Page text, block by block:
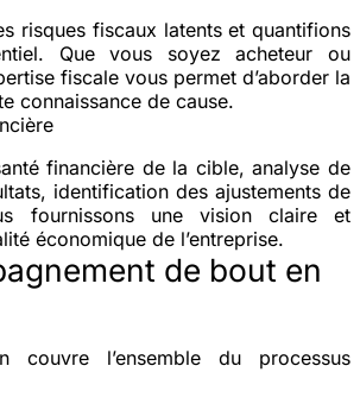
risques fiscaux latents et quantifions
Que vous soyez acheteur ou
fiscale vous permet d’aborder la
connaissance de cause.
financière de la cible, analyse de
identification des ajustements de
fournissons une vision claire et
économique de l’entreprise.
de bout en
couvre l’ensemble du processus